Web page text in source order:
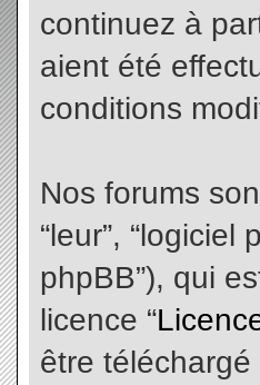
continuez à
aient été
conditions
Nos forums
“leur”, “logiciel
phpBB”), qui
licence “
être téléchargé